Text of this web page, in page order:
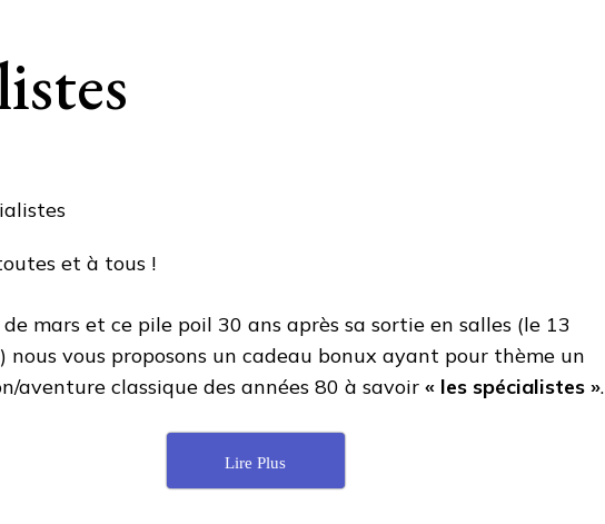
et à tous !
de mars et ce pile poil 30 ans après sa sortie en salles (le 13
nous vous proposons un cadeau bonux ayant pour thème un
aventure classique des années 80 à savoir « les spécialistes ».
Lire Plus